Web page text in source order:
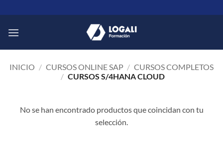
al
contenido
INICIO / CURSOS ONLINE SAP / CURSOS COMPLETOS
/ CURSOS S/4HANA CLOUD
No se han encontrado productos que coincidan con tu
selección.